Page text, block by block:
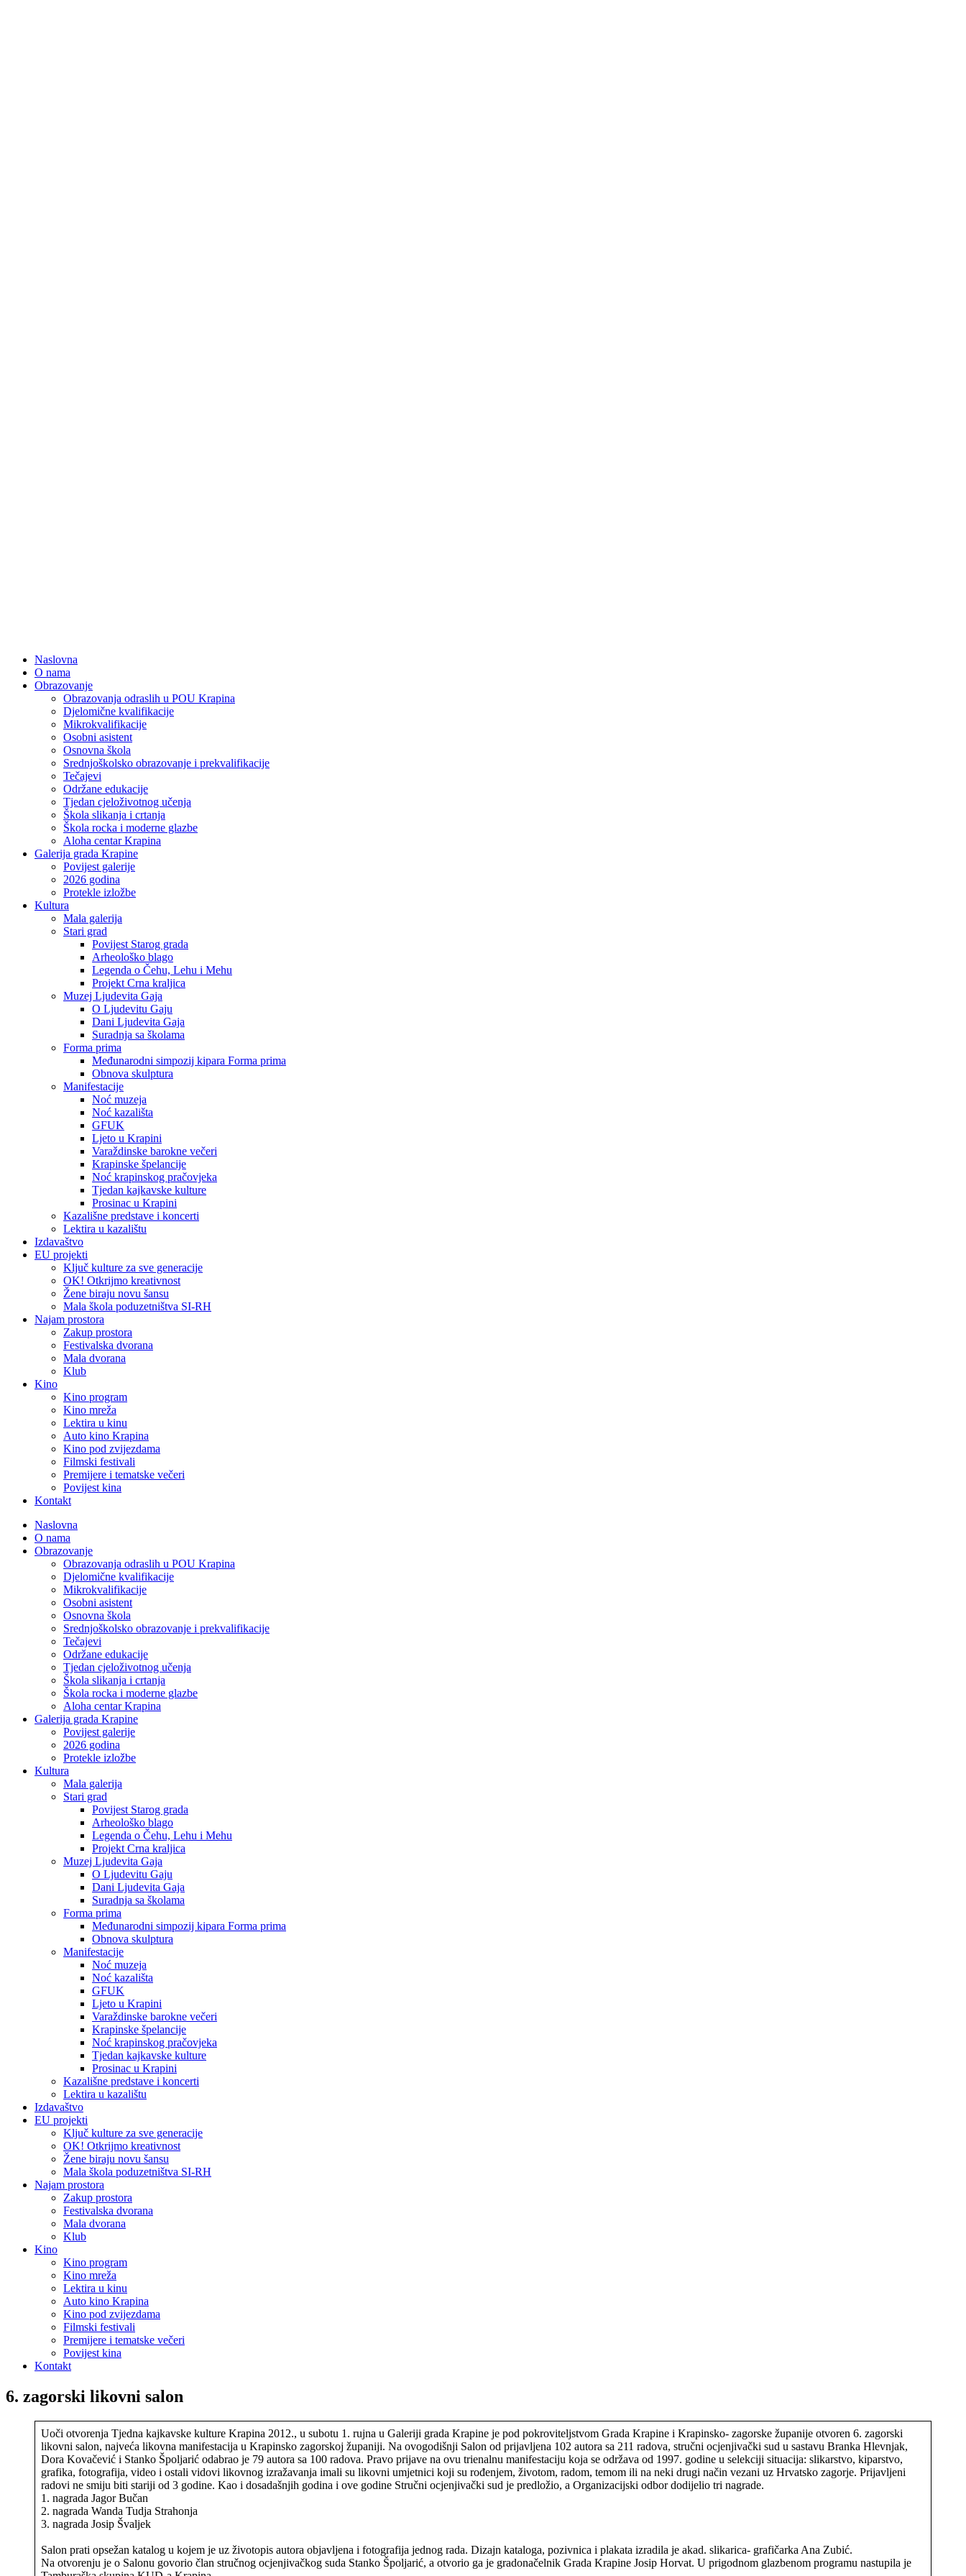
Naslovna
O nama
Obrazovanje
Obrazovanja odraslih u POU Krapina
Djelomične kvalifikacije
Mikrokvalifikacije
Osobni asistent
Osnovna škola
Srednjoškolsko obrazovanje i prekvalifikacije
Tečajevi
Održane edukacije
Tjedan cjeloživotnog učenja
Škola slikanja i crtanja
Škola rocka i moderne glazbe
Aloha centar Krapina
Galerija grada Krapine
Povijest galerije
2026 godina
Protekle izložbe
Kultura
Mala galerija
Stari grad
Povijest Starog grada
Arheološko blago
Legenda o Čehu, Lehu i Mehu
Projekt Crna kraljica
Muzej Ljudevita Gaja
O Ljudevitu Gaju
Dani Ljudevita Gaja
Suradnja sa školama
Forma prima
Međunarodni simpozij kipara Forma prima
Obnova skulptura
Manifestacije
Noć muzeja
Noć kazališta
GFUK
Ljeto u Krapini
Varaždinske barokne večeri
Krapinske špelancije
Noć krapinskog pračovjeka
Tjedan kajkavske kulture
Prosinac u Krapini
Kazališne predstave i koncerti
Lektira u kazalištu
Izdavaštvo
EU projekti
Ključ kulture za sve generacije
OK! Otkrijmo kreativnost
Žene biraju novu šansu
Mala škola poduzetništva SI-RH
Najam prostora
Zakup prostora
Festivalska dvorana
Mala dvorana
Klub
Kino
Kino program
Kino mreža
Lektira u kinu
Auto kino Krapina
Kino pod zvijezdama
Filmski festivali
Premijere i tematske večeri
Povijest kina
Kontakt
Naslovna
O nama
Obrazovanje
Obrazovanja odraslih u POU Krapina
Djelomične kvalifikacije
Mikrokvalifikacije
Osobni asistent
Osnovna škola
Srednjoškolsko obrazovanje i prekvalifikacije
Tečajevi
Održane edukacije
Tjedan cjeloživotnog učenja
Škola slikanja i crtanja
Škola rocka i moderne glazbe
Aloha centar Krapina
Galerija grada Krapine
Povijest galerije
2026 godina
Protekle izložbe
Kultura
Mala galerija
Stari grad
Povijest Starog grada
Arheološko blago
Legenda o Čehu, Lehu i Mehu
Projekt Crna kraljica
Muzej Ljudevita Gaja
O Ljudevitu Gaju
Dani Ljudevita Gaja
Suradnja sa školama
Forma prima
Međunarodni simpozij kipara Forma prima
Obnova skulptura
Manifestacije
Noć muzeja
Noć kazališta
GFUK
Ljeto u Krapini
Varaždinske barokne večeri
Krapinske špelancije
Noć krapinskog pračovjeka
Tjedan kajkavske kulture
Prosinac u Krapini
Kazališne predstave i koncerti
Lektira u kazalištu
Izdavaštvo
EU projekti
Ključ kulture za sve generacije
OK! Otkrijmo kreativnost
Žene biraju novu šansu
Mala škola poduzetništva SI-RH
Najam prostora
Zakup prostora
Festivalska dvorana
Mala dvorana
Klub
Kino
Kino program
Kino mreža
Lektira u kinu
Auto kino Krapina
Kino pod zvijezdama
Filmski festivali
Premijere i tematske večeri
Povijest kina
Kontakt
6. zagorski likovni salon
Uoči otvorenja Tjedna kajkavske kulture Krapina 2012., u subotu 1. rujna u Galeriji grada Krapine je pod pokroviteljstvom Grada Krapine i Krapinsko- zagorske županije otvoren 6. zagorski
likovni salon, najveća likovna manifestacija u Krapinsko zagorskoj županiji. Na ovogodišnji Salon od prijavljena 102 autora sa 211 radova, stručni ocjenjivački sud u sastavu Branka Hlevnjak,
Dora Kovačević i Stanko Špoljarić odabrao je 79 autora sa 100 radova. Pravo prijave na ovu trienalnu manifestaciju koja se održava od 1997. godine u selekciji situacija: slikarstvo, kiparstvo,
grafika, fotografija, video i ostali vidovi likovnog izražavanja imali su likovni umjetnici koji su rođenjem, životom, radom, temom ili na neki drugi način vezani uz Hrvatsko zagorje. Prijavljeni
radovi ne smiju biti stariji od 3 godine. Kao i dosadašnjih godina i ove godine Stručni ocjenjivački sud je predložio, a Organizacijski odbor dodijelio tri nagrade.
1. nagrada Jagor Bučan
2. nagrada Wanda Tudja Strahonja
3. nagrada Josip Švaljek
Salon prati opsežan katalog u kojem je uz životopis autora objavljena i fotografija jednog rada. Dizajn kataloga, pozivnica i plakata izradila je akad. slikarica- grafičarka Ana Zubić.
Na otvorenju je o Salonu govorio član stručnog ocjenjivačkog suda Stanko Špoljarić, a otvorio ga je gradonačelnik Grada Krapine Josip Horvat. U prigodnom glazbenom programu nastupila je